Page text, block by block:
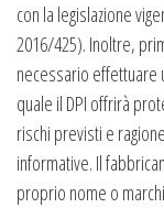
con la legislazione
2016/425). Inoltre,
necessario effettuare
quale il DPI offrirà
rischi previsti e
informative. Il
proprio nome o